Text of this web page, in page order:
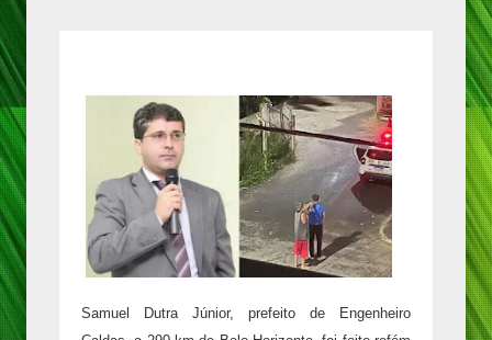
Samuel Dutra Júnior, prefeito de Engenheiro